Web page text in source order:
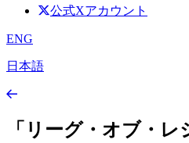
公式Xアカウント
ENG
日本語
「リーグ・オブ・